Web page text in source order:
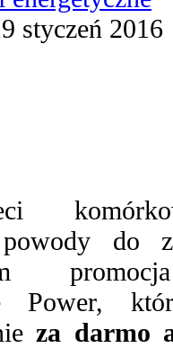
styczeń 2016
do
Power,
za darmo